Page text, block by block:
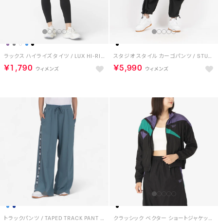
ラックス ハイライズ タイツ / LUX HI-RISE TIGHT （ブラック）
￥1,790
スタジオ スタイル カーゴパンツ / STUDIO STYLE CARGO PANT （ブラック）
￥5,990
トラックパンツ / TAPED TRACK PANT （クリアブルー） クラッシック ベクター ショートジャケット / CLASIC VECTOR SHORT JACKET （ブラック）